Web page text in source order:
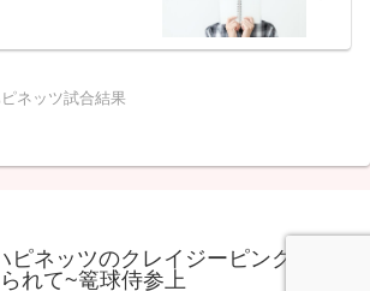
ネッツ試合結果
ピネッツのクレイジーピンクに魅せ
られて~篭球侍参上